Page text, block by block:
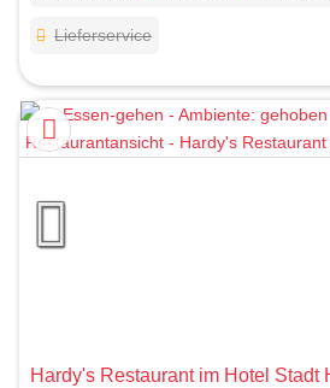
Lieferservice
Hardy's Restaurant im Hotel Stadt